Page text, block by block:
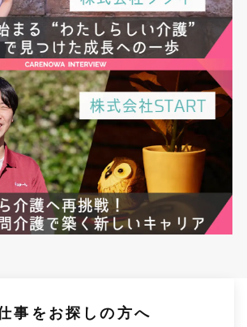
事をお探しの方へ